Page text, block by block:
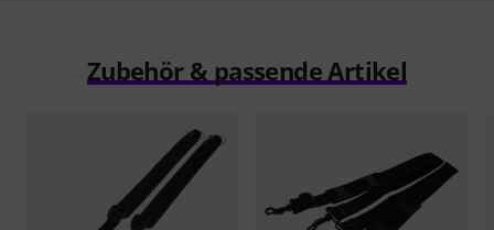
Zubehör & passende Artikel